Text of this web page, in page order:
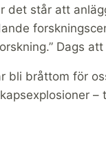
det står att
Dags
bli bråttom för